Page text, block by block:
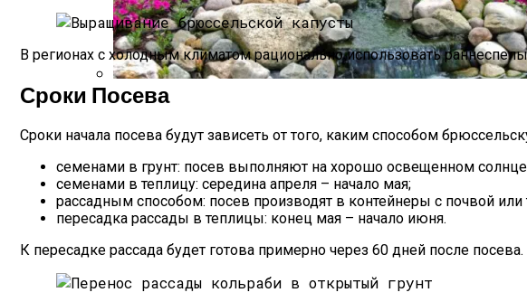
Чем Подкормить Лук
Альпийская Горка – Как Сделать Своими Руками Быстро
В регионах с холодным климатом рационально использовать
Сроки Посева
Сроки начала посева будут зависеть от того, каким способом
семенами в грунт: посев выполняют на хорошо освещенном
семенами в теплицу: середина апреля – начало мая;
рассадным способом: посев производят в контейнеры с почвой
пересадка рассады в теплицы: конец мая – начало июня.
К пересадке рассада будет готова примерно через 60 дней после посева.